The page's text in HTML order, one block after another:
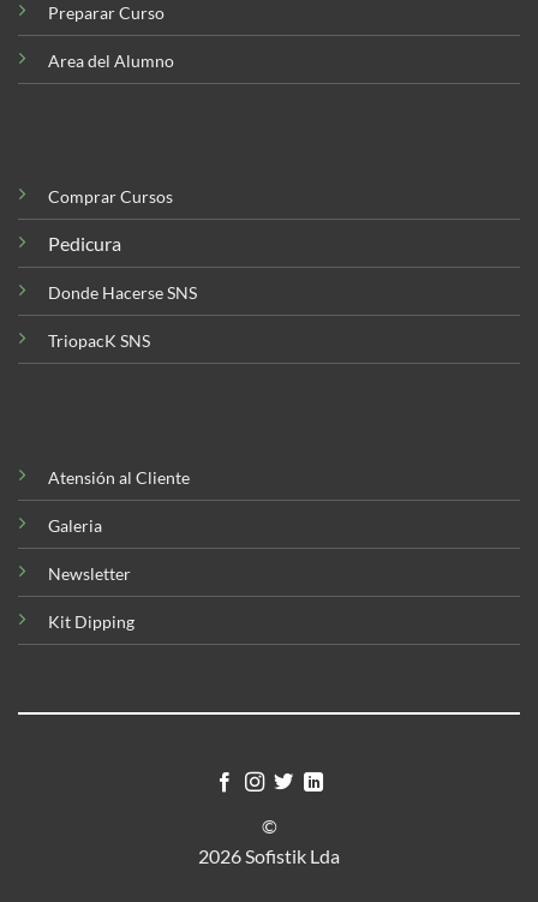
Preparar Curso
Area del Alumno
Comprar Cursos
Pedicura
Donde Hacerse SNS
TriopacK SNS
Atensión al Cliente
Galeria
Newsletter
Kit Dipping
©
2026 Sofistik Lda